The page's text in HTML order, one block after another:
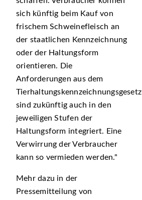
sich künftig beim Kauf von
frischem Schweinefleisch an
der staatlichen Kennzeichnung
oder der Haltungsform
orientieren. Die
Anforderungen aus dem
Tierhaltungskennzeichnungsgesetz
sind zukünftig auch in den
jeweiligen Stufen der
Haltungsform integriert. Eine
Verwirrung der Verbraucher
kann so vermieden werden.
Mehr dazu in der
Pressemitteilung von